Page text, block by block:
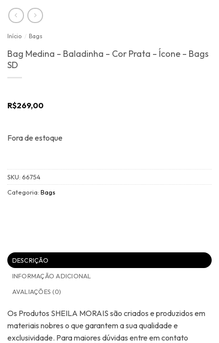
Início / Bags
Bag Medina – Baladinha – Cor Prata – Ícone – Bags
SD
R$269,00
Fora de estoque
SKU: 66754
Categoria: Bags
DESCRIÇÃO
INFORMAÇÃO ADICIONAL
AVALIAÇÕES (0)
Os Produtos SHEILA MORAIS são criados e produzidos em
materiais nobres o que garantem a sua qualidade e
exclusividade. Para maiores dúvidas entre em contato